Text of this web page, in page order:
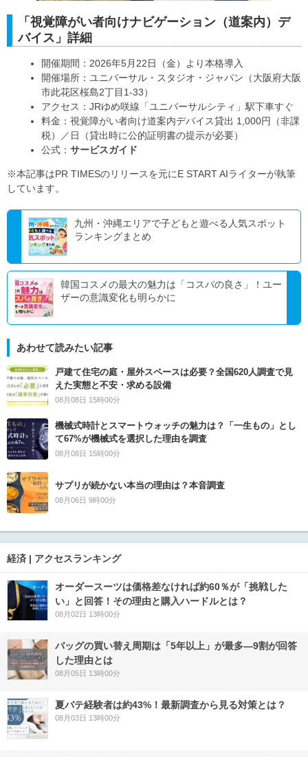
「視覚障がい者向けナビゲーション（道案内）デ
バイス」 詳細
開催期間：2026年5月22日（金）より本格導入
開催場所：ユニバーサル・スタジオ・ジャパン（大阪府大阪
市此花区桜島2丁目1-33）
アクセス：JRゆめ咲線「ユニバーサルシティ」駅下車すぐ
料金：視覚障がい者向け道案内デバイス貸出 1,000円（非課
税）／日（貸出時に公的証明書の提示が必要）
公式： サービスガイド
※本記事はPR TIMESのリリースを元にE START AIライターが執筆
しています。
九州・沖縄エリアで子どもと遊べる人気スポット
ランキングまとめ
韓国コスメの最大の魅力は「コスパの良さ」！ユー
ザーの意識変化も明らかに
あわせて読みたい記事
戸建て住宅の庭・屋外スペースは必要？全国620人調査で見
えた実態と不安・求める設備
08月08日 15時00分
機械式時計とスマートウォッチの魅力は？「一生もの」とし
て67%が機械式を選択した理由を調査
08月08日 15時00分
サプリが続かない本当の理由は？本音調査
08月06日 9時00分
経済 | アクセスランキング
オーダースーツは価格差なければ約60％が「挑戦した
い」と回答！その理由と購入ハードルとは？
08月02日 13時00分
バッグの買い替え周期は「5年以上」が最多―9割が回答
した理由とは
08月05日 13時00分
夏バテ経験者は約43%！最新調査から見る対策とは？
08月03日 13時00分